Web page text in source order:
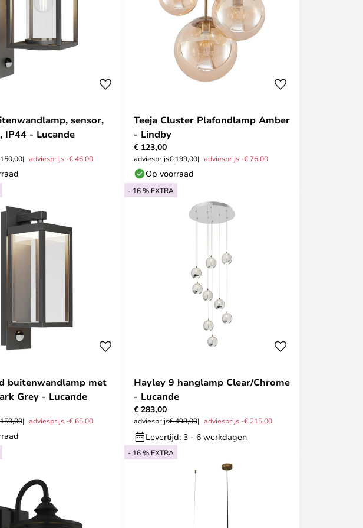
sensor,
IP44 - Lucande
adviesprijs -€ 46,00
Teeja Cluster Plafondlamp Amber
- Lindby
€ 123,00
adviesprijs€ 199,00 adviesprijs -€ 76,00
Op voorraad
buitenwandlamp met
Grey - Lucande
adviesprijs -€ 65,00
- 16 % EXTRA
Hayley 9 hanglamp Clear/Chrome
- Lucande
€ 283,00
adviesprijs€ 498,00 adviesprijs -€ 215,00
Levertijd: 3 - 6 werkdagen
- 16 % EXTRA